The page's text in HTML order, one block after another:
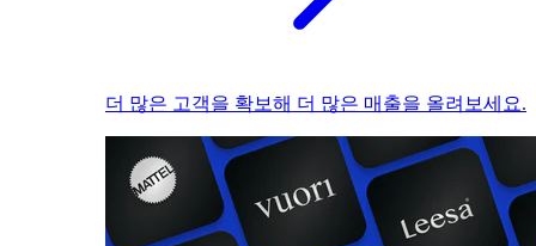
더 많은 고객을 확보해 더 많은 매출을 올려보세요.